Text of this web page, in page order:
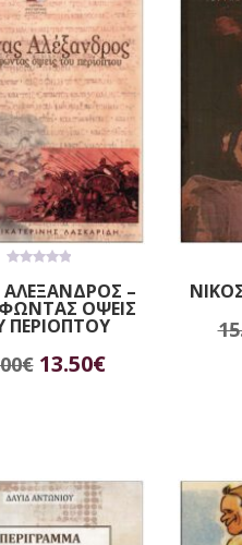
13.50€.
out
of
5
ΑΛΕΞΑΝΔΡΟΣ –
ΟΨΕΙΣ
ΠΕΡΙΟΠΤΟΥ
€ Original
15.00€.
13.50€Η
είναι:
στο καλάθι